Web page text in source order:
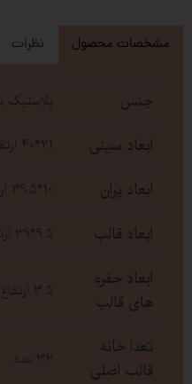
مشخصات محصول نظرات
جنس پلاستیک
ابعاد سینی 21*40 ارتفاع 2.3 سانت
ابعاد پران 10*39.5 ارتاع 4.5 سانت
ابعاد قالب 9.5*39 ارتفاع 4 سانت
ابعاد حفره
های قالب
3.5 ارتفاع 2.5 سانت
تعدا خانه
قالب اصلی
32 عدد